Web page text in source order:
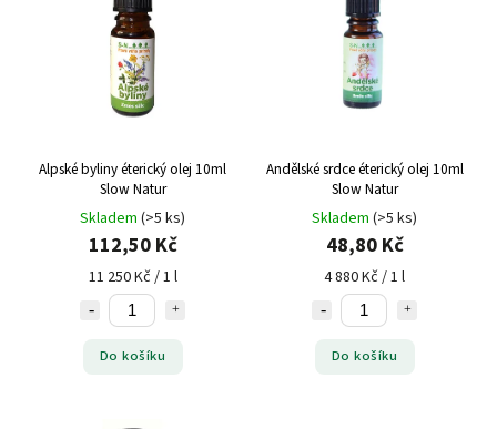
Alpské byliny éterický olej 10ml
Slow Natur
Skladem (>5 ks)
112,50 Kč
11 250 Kč / 1 l
Do košíku
Andělské srdce éterický olej 10ml
Slow Natur
Skladem (>5 ks)
48,80 Kč
4 880 Kč / 1 l
Do košíku